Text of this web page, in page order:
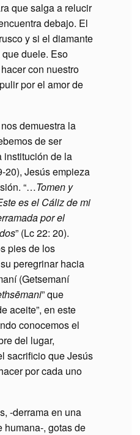
que salga a relucir
debajo. El
y si el diamante
duele. Eso
con nuestro
por el amor de
demuestra la
de ser
institución de la
20), Jesús empieza
“…Tomen y
es el Cáliz de mi
por el
” (Lc 22: 20).
pies de los
peregrinar hacia
(Getsemaní
” que
aceite”, en este
conocemos el
del lugar,
sacrificio que Jesús
por cada uno
-derrama en una
humana-, gotas de